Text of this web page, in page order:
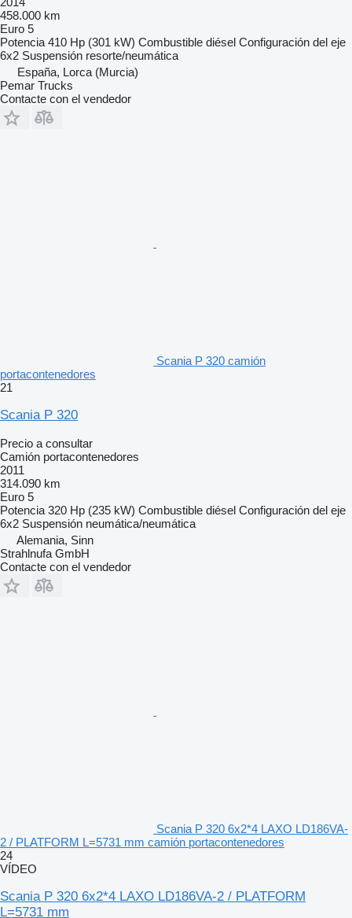
458.000 km
Euro 5
Potencia 410 Hp (301 kW) Combustible diésel Configuración del eje
6x2 Suspensión resorte/neumática
España, Lorca (Murcia)
Pemar Trucks
Contacte con el vendedor
Scania P 320 camión
portacontenedores
21
Scania P 320
Precio a consultar
Camión portacontenedores
2011
314.090 km
Euro 5
Potencia 320 Hp (235 kW) Combustible diésel Configuración del eje
6x2 Suspensión neumática/neumática
Alemania, Sinn
Strahlnufa GmbH
Contacte con el vendedor
Scania P 320 6x2*4 LAXO LD186VA-
2 / PLATFORM L=5731 mm camión portacontenedores
24
VÍDEO
Scania P 320 6x2*4 LAXO LD186VA-2 / PLATFORM
L=5731 mm